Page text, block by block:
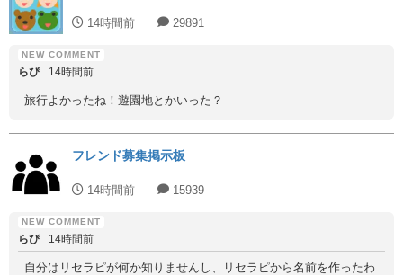
14時間前 29891
らぴ 14時間前
旅行よかったね！遊園地とかいった？
フレンド募集掲示板
14時間前 15939
らぴ 14時間前
自分はリセラピが何か知りませんし、リセラピから名前を作ったわ